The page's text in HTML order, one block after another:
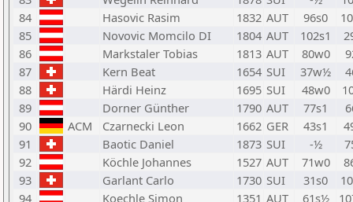
84
Hasovic Rasim 1832 AUT 96s0
85
Novovic Momcilo DI 1804 AUT 102s1
86
Markstaler Tobias 1813 AUT 80w0
87
Kern Beat 1654 SUI 37w½
88
Härdi Heinz 1695 SUI 48w0
89
Dorner Günther 1790 AUT 77s1
90
ACM Czarnecki Leon 1662 GER 43s1
91
Baotic Daniel 1873 SUI -½
92
Köchle Johannes 1527 AUT 71w0
93
Garlant Carlo 1730 SUI 31s0
94
Koechle Simon 1351 AUT 61s½